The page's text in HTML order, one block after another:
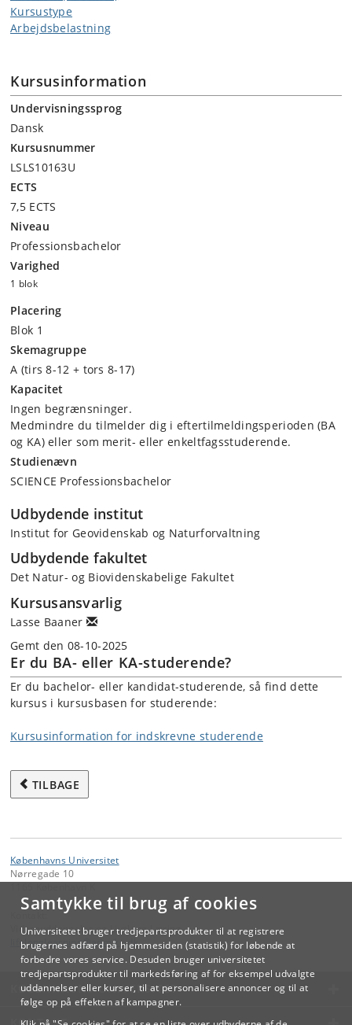
Samtykke til brug af cookies
Universitetet bruger tredjepartsprodukter til at registrere
brugernes adfærd på hjemmesiden (statistik) for løbende at
forbedre vores service. Desuden bruger universitetet
tredjepartsprodukter til markedsføring af for eksempel udvalgte
uddannelser eller kurser, til at personalisere annoncer og til at
følge op på effekten af kampagner.
Kursustype
Arbejdsbelastning
Kursusinformation
Undervisningssprog
Dansk
Kursusnummer
LSLS10163U
ECTS
7,5 ECTS
Niveau
Professionsbachelor
Varighed
1 blok
Placering
Blok 1
Skemagruppe
A (tirs 8-12 + tors 8-17)
Kapacitet
Ingen begrænsninger.
Medmindre du tilmelder dig i eftertilmeldingsperioden (BA
og KA) eller som merit- eller enkeltfagsstuderende.
Studienævn
SCIENCE Professionsbachelor
Udbydende institut
Institut for Geovidenskab og Naturforvaltning
Udbydende fakultet
Det Natur- og Biovidenskabelige Fakultet
Kursusansvarlig
Lasse Baaner
Gemt den 08-10-2025
Er du BA- eller KA-studerende?
Er du bachelor- eller kandidat-studerende, så find dette
kursus i kursusbasen for studerende:
Kursusinformation for indskrevne studerende
TILBAGE
Københavns Universitet
Nørregade 10
Videreuddannelse og Livslang Læring
lifelonglearning@adm.ku.dk
KØBENHAVNS UNIVERSITET